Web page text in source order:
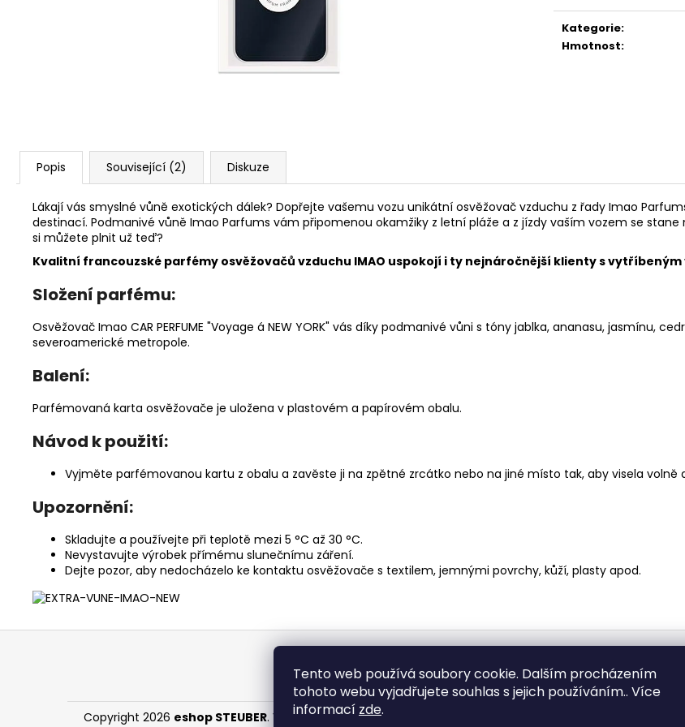
Tento web používá soubory cookie. Dalším procházením
tohoto webu vyjadřujete souhlas s jejich používáním.. Více
informací zde.
cena:
Kategorie:
Hmotnost:
Popis Související (2) Diskuze
Lákají vás smyslné vůně exotických dálek? Dopřejte vašemu vozu unikátní osvěžovač vzduchu z řady Imao
destinací. Podmanivé vůně Imao Parfums vám připomenou okamžiky z letní pláže a z jízdy vaším vozem se
si můžete plnit už teď?
Kvalitní francouzské parfémy osvěžovačů vzduchu IMAO uspokojí i ty nejnáročnější klienty s vytříbeným
Složení parfému:
Osvěžovač Imao CAR PERFUME "Voyage á NEW YORK" vás díky podmanivé vůni s tóny jablka, ananasu, jasmínu,
severoamerické metropole.
Balení:
Parfémovaná karta osvěžovače je uložena v plastovém a papírovém obalu.
Návod k použití:
Vyjměte parfémovanou kartu z obalu a zavěste ji na zpětné zrcátko nebo na jiné místo tak, aby visela volně
Upozornění:
Skladujte a používejte při teplotě mezi 5 °C až 30 °C.
Nevystavujte výrobek přímému slunečnímu záření.
Dejte pozor, aby nedocházelo ke kontaktu osvěžovače s textilem, jemnými povrchy, kůží, plasty apod.
67 Kč
Z
Copyright 2026 eshop STEUBER. Všechna práva vyhrazena.